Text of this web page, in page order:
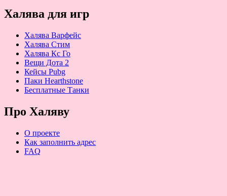
Халява для игр
Халява Варфейс
Халява Стим
Халява Кс Го
Вещи Дота 2
Кейсы Pubg
Паки Hearthstone
Бесплатные Танки
Про Халяву
О проекте
Как заполнить адрес
FAQ